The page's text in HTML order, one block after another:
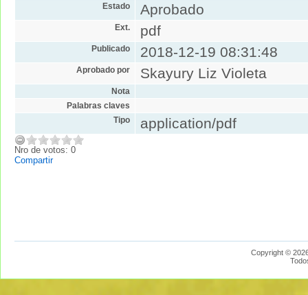
Estado Aprobado
Ext. pdf
Publicado 2018-12-19 08:31:48
Aprobado por Skayury Liz Violeta
Nota
Palabras claves
Tipo
application/pdf
Nro de votos: 0
Compartir
Copyright ©